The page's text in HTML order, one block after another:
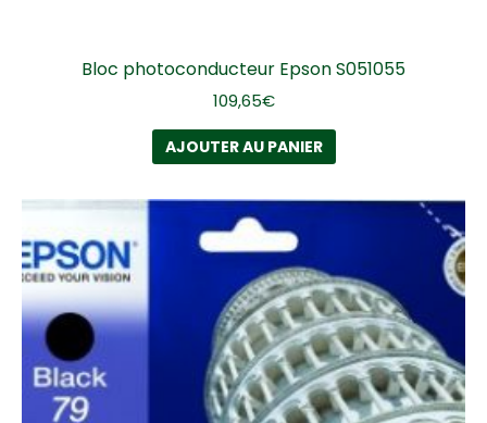
Bloc photoconducteur Epson S051055
109,65€
AJOUTER AU PANIER